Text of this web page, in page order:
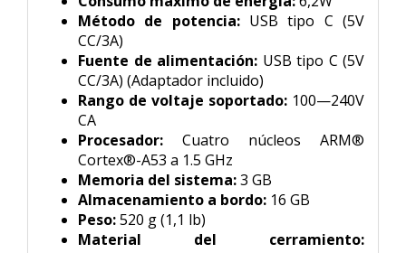
Método de potencia:USB tipo C (5V
CC/3A)
Fuente de alimentación: USB tipo C (5V
CC/3A) (Adaptador incluido)
Rango de voltaje soportado: 100—240V
CA
Procesador: Cuatro núcleos ARM®
Cortex®-A53 a 1.5 GHz
Memoria del sistema:3 GB
Almacenamiento a bordo: 16 GB
Peso:520 g (1,1 lb)
Material del cerramiento: